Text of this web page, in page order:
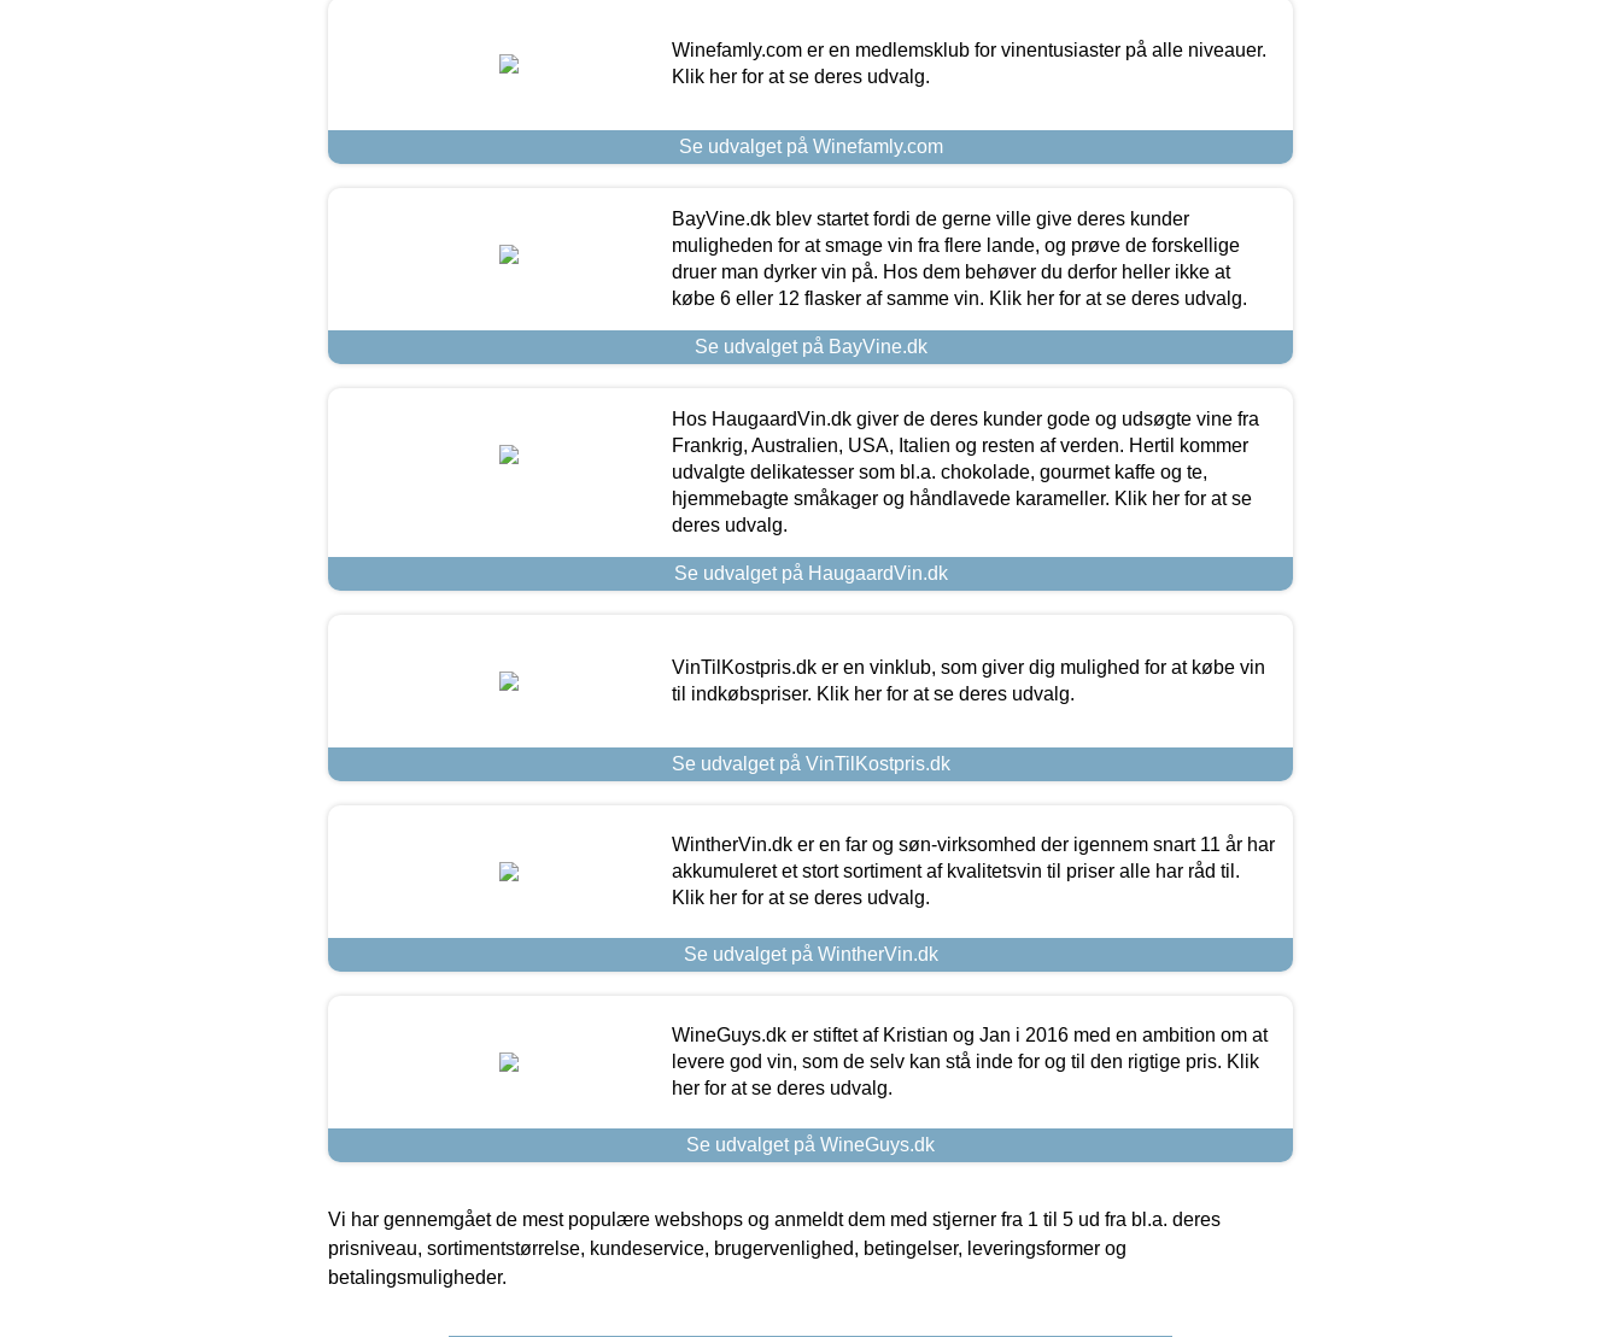
Winefamly.com er en medlemsklub for vinentusiaster på alle niveauer.
Klik her for at se deres udvalg.
Se udvalget på Winefamly.com
BayVine.dk blev startet fordi de gerne ville give deres kunder
muligheden for at smage vin fra flere lande, og prøve de forskellige
druer man dyrker vin på. Hos dem behøver du derfor heller ikke at
købe 6 eller 12 flasker af samme vin. Klik her for at se deres udvalg.
Se udvalget på BayVine.dk
Hos HaugaardVin.dk giver de deres kunder gode og udsøgte vine fra
Frankrig, Australien, USA, Italien og resten af verden. Hertil kommer
udvalgte delikatesser som bl.a. chokolade, gourmet kaffe og te,
hjemmebagte småkager og håndlavede karameller. Klik her for at se
deres udvalg.
Se udvalget på HaugaardVin.dk
VinTilKostpris.dk er en vinklub, som giver dig mulighed for at købe vin
til indkøbspriser. Klik her for at se deres udvalg.
Se udvalget på VinTilKostpris.dk
WintherVin.dk er en far og søn-virksomhed der igennem snart 11 år har
akkumuleret et stort sortiment af kvalitetsvin til priser alle har råd til.
Klik her for at se deres udvalg.
Se udvalget på WintherVin.dk
WineGuys.dk er stiftet af Kristian og Jan i 2016 med en ambition om at
levere god vin, som de selv kan stå inde for og til den rigtige pris. Klik
her for at se deres udvalg.
Se udvalget på WineGuys.dk
Vi har gennemgået de mest populære webshops og anmeldt dem med stjerner fra 1 til 5 ud fra bl.a. deres
prisniveau, sortimentstørrelse, kundeservice, brugervenlighed, betingelser, leveringsformer og
betalingsmuligheder.